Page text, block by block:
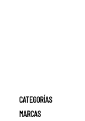
CATEGORÍAS
MARCAS